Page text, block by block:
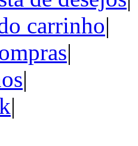
carrinho|
|
|
|